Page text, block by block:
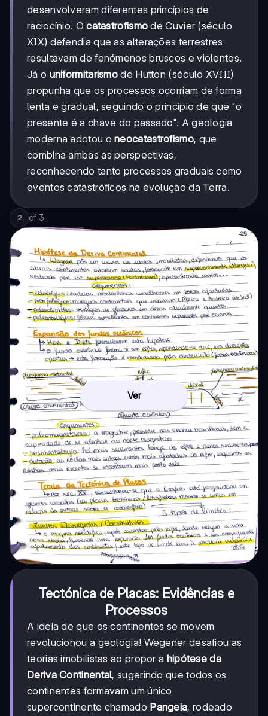
desenvolveram diferentes princípios de
raciocínio. Ocatastrofismo de Cuvier (século
XIX) defendia que as alterações terrestres
resultavam de fenómenos bruscos e violentos.
Já o uniformitarismo de Hutton (século XVIII)
propunha que os processos ocorriam de forma
lenta e gradual, seguindo o princípio de que "o
presente é a chave do passado". A geologia
moderna adotou oneocatastrofismo, que
combina ambas as perspectivas,
reconhecendo tanto processos graduais como
eventos catastróficos na evolução da Terra.
2 of 3
Ver
Tectónica de Placas: Evidências e
Processos
A ideia de que os continentes se movem
revolucionou a geologia! Wegener desafiou as
teorias imobilistas ao propor a hipótese da
Deriva Continental, sugerindo que todos os
continentes formavam um único
supercontinente chamado Pangeia, rodeado